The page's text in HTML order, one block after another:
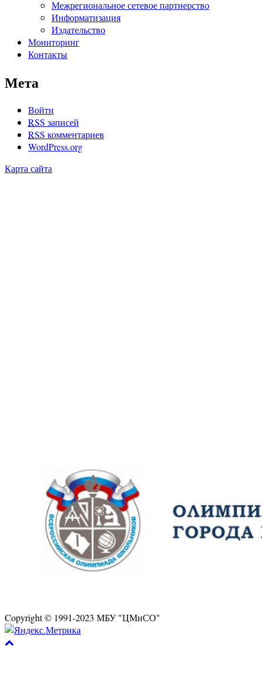
Межрегиональное сетевое партнерство
Информатизация
Издательство
Мониторинг
Контакты
Мета
Войти
RSS записей
RSS комментариев
WordPress.org
Карта сайта
Copyright © 1991-2023 МБУ "ЦМиСО"